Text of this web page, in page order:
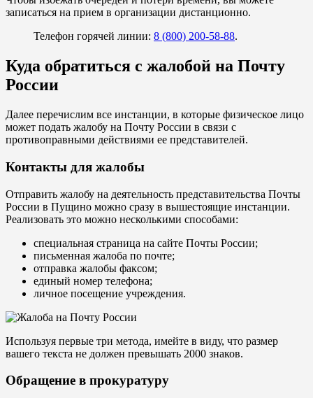
записаться на прием в организации дистанционно.
Телефон горячей линии: 8 (800) 200-58-88.
Куда обратиться с жалобой на Почту
России
Далее перечислим все инстанции, в которые физическое лицо
может подать жалобу на Почту России в связи с
противоправными действиями ее представителей.
Контакты для жалобы
Отправить жалобу на деятельность представительства Почты
России в Пущино можно сразу в вышестоящие инстанции.
Реализовать это можно несколькими способами:
специальная страница на сайте Почты России;
письменная жалоба по почте;
отправка жалобы факсом;
единый номер телефона;
личное посещение учреждения.
Используя первые три метода, имейте в виду, что размер
вашего текста не должен превышать 2000 знаков.
Обращение в прокуратуру